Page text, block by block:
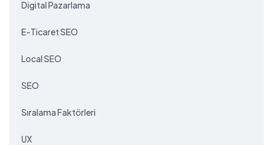
Digital Pazarlama
E-Ticaret SEO
Local SEO
SEO
Sıralama Faktörleri
UX